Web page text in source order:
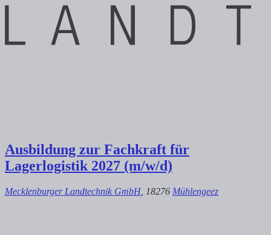
Ausbildung zur Fachkraft für
Lagerlogistik 2027 (m/w/d)
Mecklenburger Landtechnik GmbH , 18276 Mühlengeez